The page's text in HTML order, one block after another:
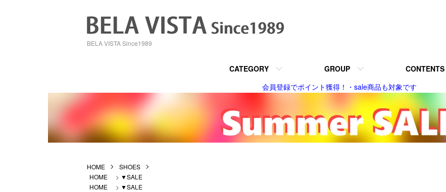
BELA VISTA Since1989
CATEGORY GROUP CONTENTS
会員登録でポイント獲得！・sale商品も対象です
HOME
SHOES
HOME
> ▼SALE
HOME
> ▼SALE